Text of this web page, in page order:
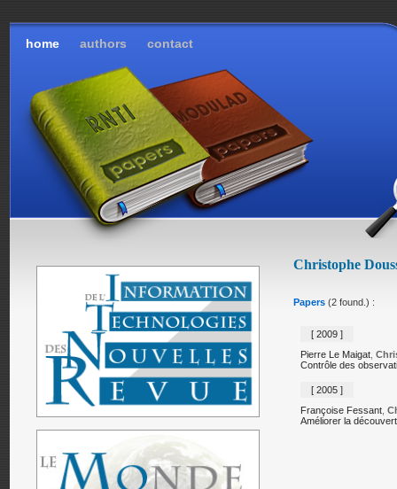
home authors contact
Christophe
Papers (2 found.) :
[ 2009 ]
Pierre Le Maigat,
Contrôle des
[ 2005 ]
Françoise Fessant,
Améliorer la